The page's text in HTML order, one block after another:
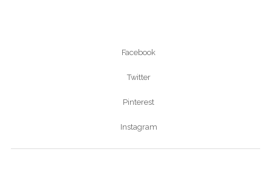
Facebook
Twitter
Pinterest
Instagram